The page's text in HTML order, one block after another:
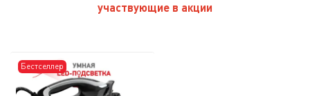
участвующие в акции
Бестселлер